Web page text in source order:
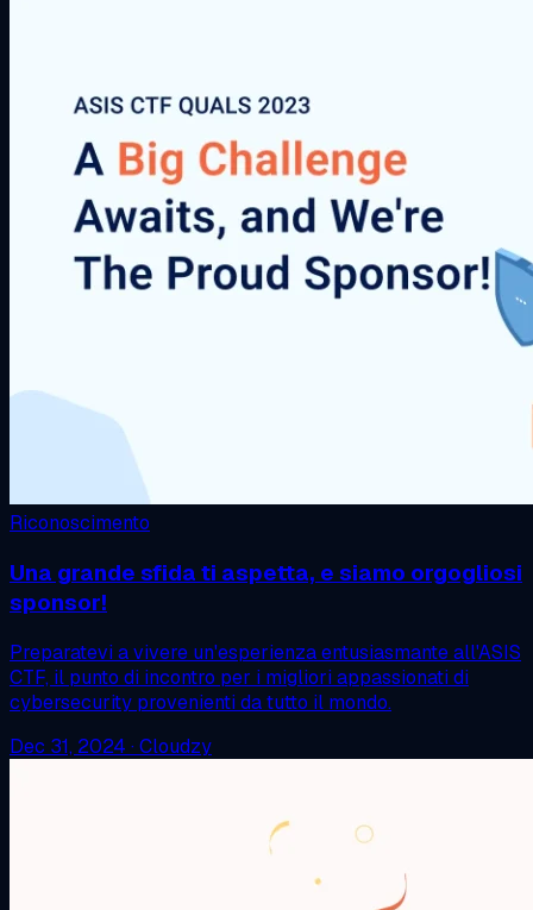
Riconoscimento
Una grande sfida ti aspetta, e siamo orgogliosi
sponsor!
Preparatevi a vivere un'esperienza entusiasmante all'ASIS
CTF, il punto di incontro per i migliori appassionati di
cybersecurity provenienti da tutto il mondo.
Dec 31, 2024 · Cloudzy